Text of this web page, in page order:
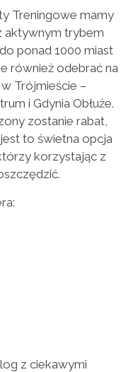
Treningowe mamy
aktywnym trybem
ponad 1000 miast
również odebrać na
Trójmieście –
i Gdynia Obłuże.
zostanie rabat,
to świetna opcja
korzystając z
z ciekawymi